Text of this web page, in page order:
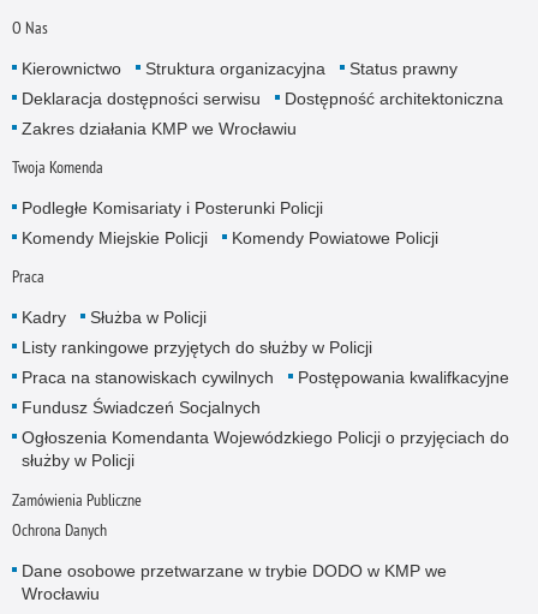
O Nas
Kierownictwo Struktura organizacyjna
Status prawny
Deklaracja dostępności serwisu
Dostępność architektoniczna
Zakres działania KMP we Wrocławiu
Twoja Komenda
Podległe Komisariaty i Posterunki Policji
Komendy Miejskie Policji
Komendy Powiatowe Policji
Praca
Kadry
Służba w Policji
Listy rankingowe przyjętych do służby w Policji
Praca na stanowiskach cywilnych
Postępowania kwalifkacyjne
Fundusz Świadczeń Socjalnych
Ogłoszenia Komendanta Wojewódzkiego Policji o przyjęciach do
służby w Policji
Zamówienia Publiczne
Ochrona Danych
Dane osobowe przetwarzane w trybie DODO w KMP we
Wrocławiu